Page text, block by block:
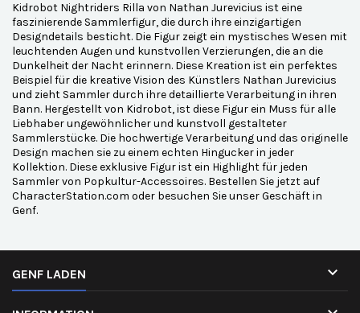
Kidrobot Nightriders Rilla von Nathan Jurevicius ist eine
faszinierende Sammlerfigur, die durch ihre einzigartigen
Designdetails besticht. Die Figur zeigt ein mystisches Wesen mit
leuchtenden Augen und kunstvollen Verzierungen, die an die
Dunkelheit der Nacht erinnern. Diese Kreation ist ein perfektes
Beispiel für die kreative Vision des Künstlers Nathan Jurevicius
und zieht Sammler durch ihre detaillierte Verarbeitung in ihren
Bann. Hergestellt von Kidrobot, ist diese Figur ein Muss für alle
Liebhaber ungewöhnlicher und kunstvoll gestalteter
Sammlerstücke. Die hochwertige Verarbeitung und das originelle
Design machen sie zu einem echten Hingucker in jeder
Kollektion. Diese exklusive Figur ist ein Highlight für jeden
Sammler von Popkultur-Accessoires. Bestellen Sie jetzt auf
CharacterStation.com oder besuchen Sie unser Geschäft in
Genf.
GENF LADEN 